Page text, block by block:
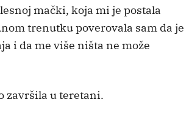
mački, koja mi je postala
trenutku poverovala sam da je
i da me više ništa ne može
završila u teretani.